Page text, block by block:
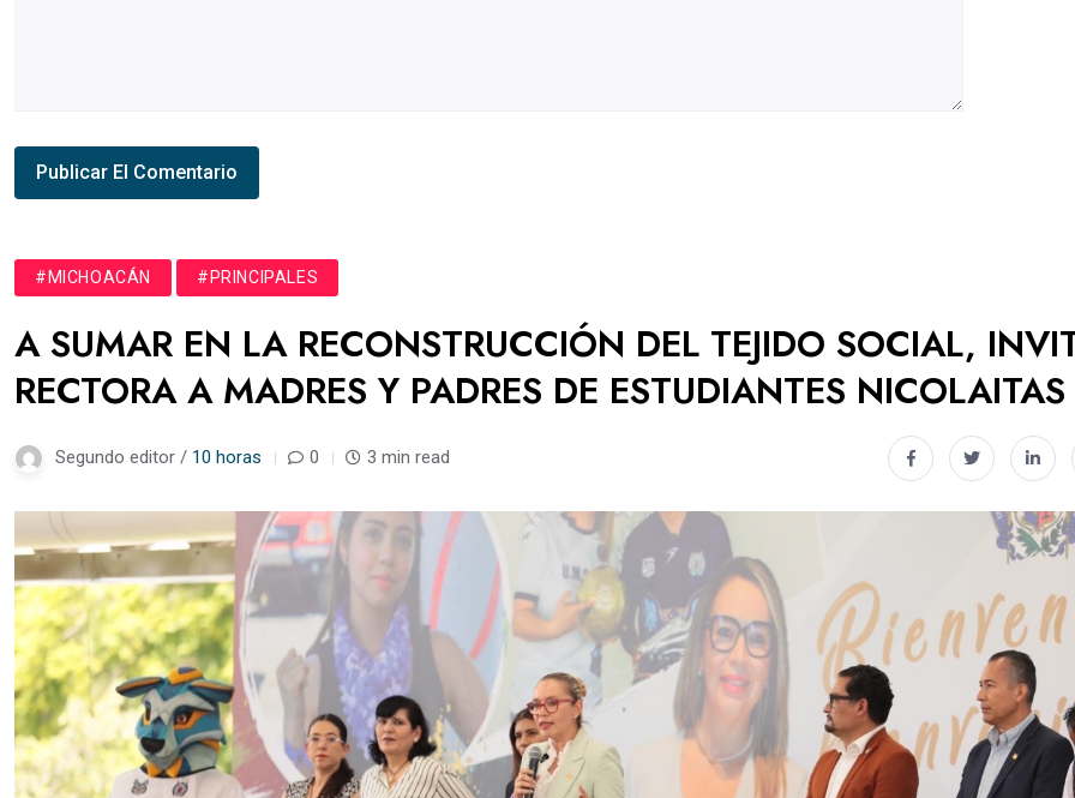
#MICHOACÁN #PRINCIPALES
A SUMAR EN LA RECONSTRUCCIÓN DEL TEJIDO SOCIAL,
RECTORA A MADRES Y PADRES DE ESTUDIANTES NICOLAITAS
Segundo editor / 10 horas 0 3 min read